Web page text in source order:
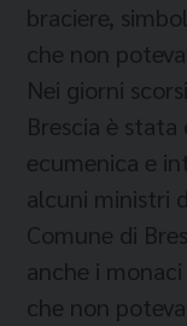
braciere,
che non
Nei giorni
Brescia è
ecumenica e
alcuni ministri
Comune di
anche i
che non